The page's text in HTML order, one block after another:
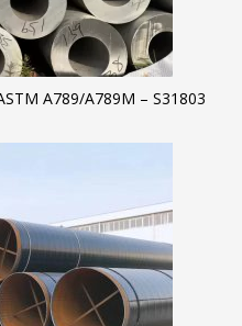
A789/A789M – S31803